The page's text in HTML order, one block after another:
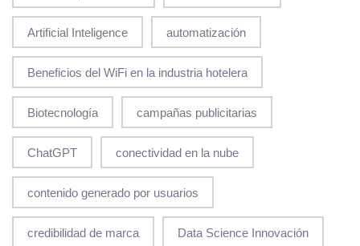
Artificial Inteligence automatización
Beneficios del WiFi en la industria hotelera
Biotecnología campañas publicitarias
ChatGPT conectividad en la nube
contenido generado por usuarios
credibilidad de marca Data Science Innovación